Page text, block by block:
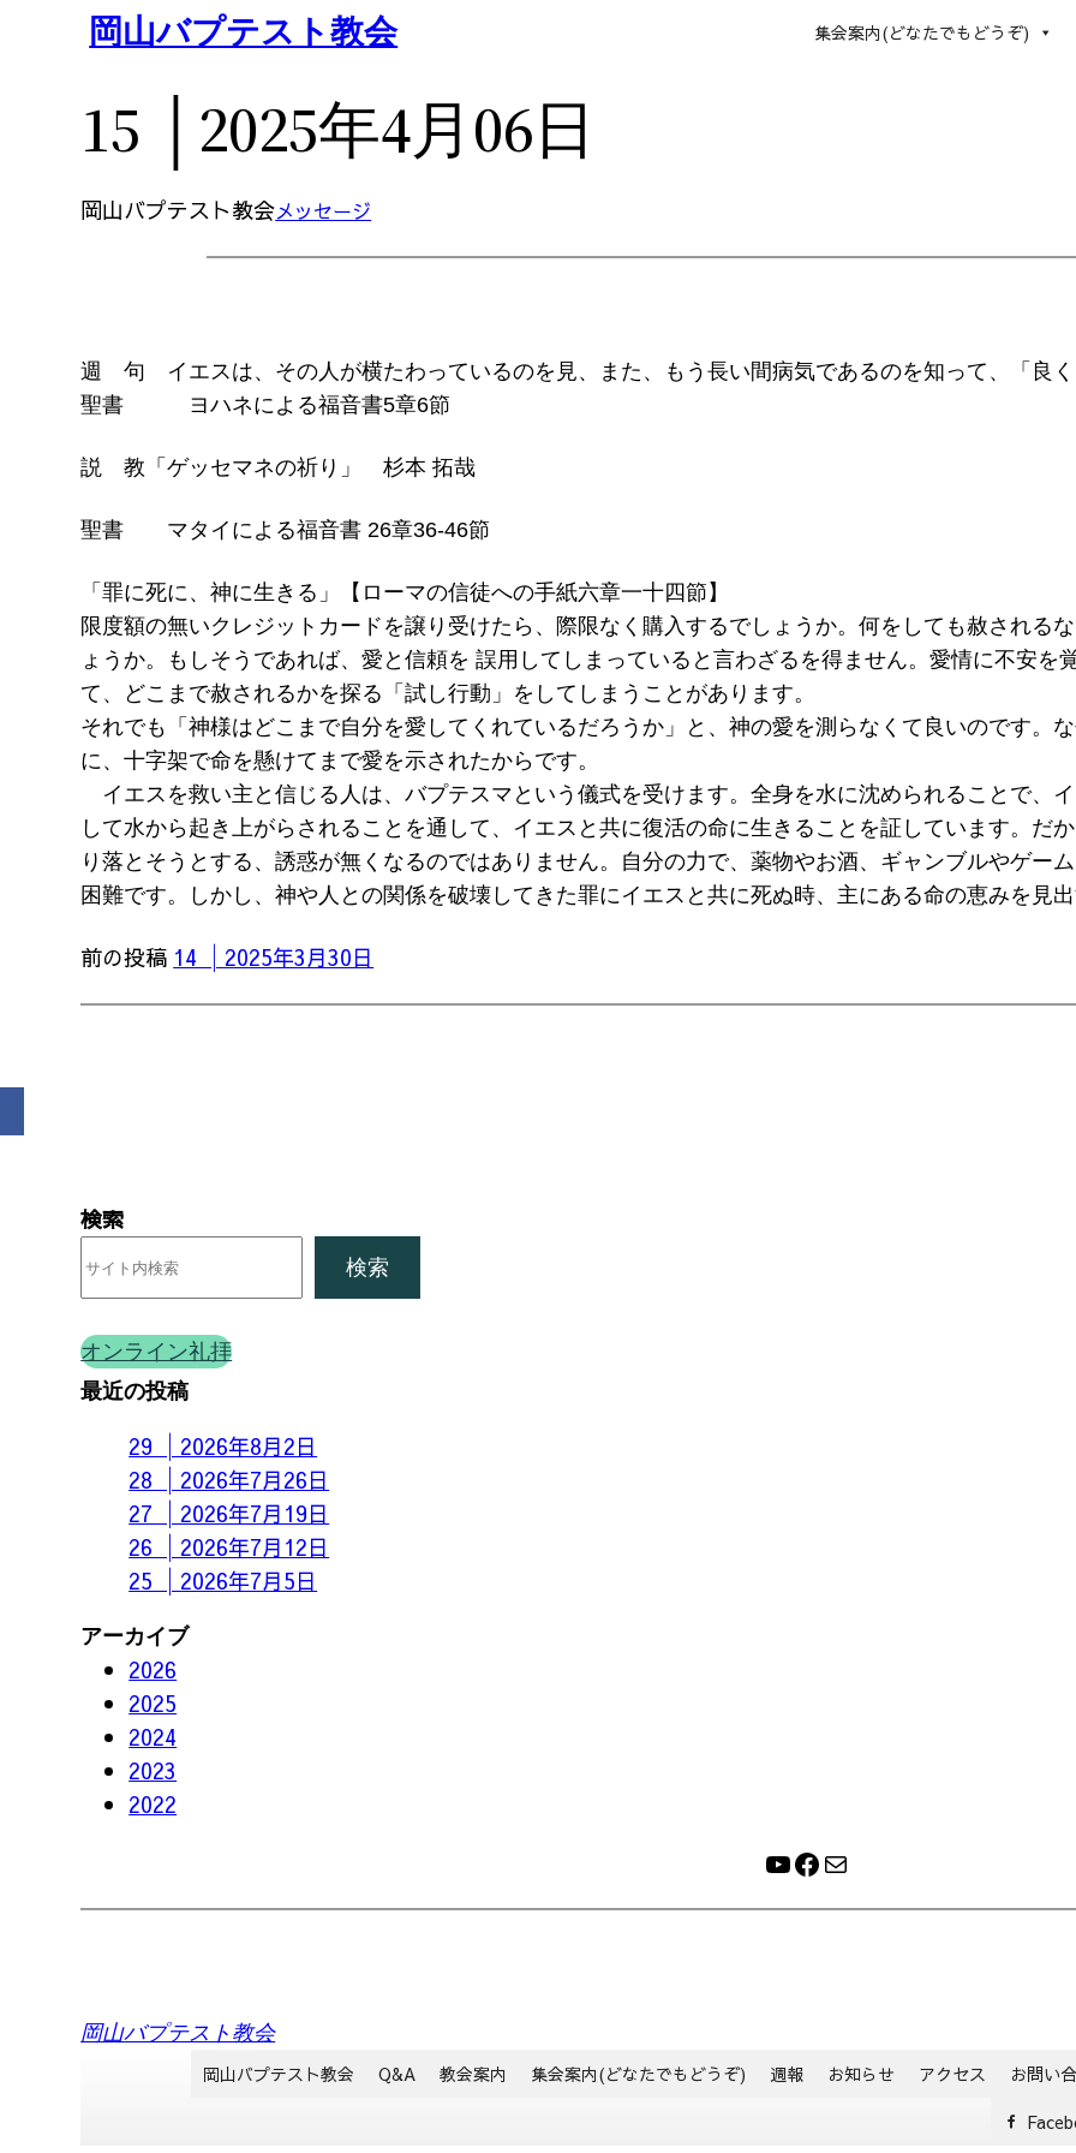
岡山バプテスト教会 集会案内(どなたでもどうぞ)
15 │2025年4月06日
岡山バプテスト教会メッセージ
週 句 イエスは、その人が横たわっているのを見、また、もう長い間病気であるのを知って、「良く
聖書 ヨハネによる福音書5章6節
説 教「ゲッセマネの祈り」 杉本 拓哉
聖書 マタイによる福音書 26章36-46節
「罪に死に、神に生きる」【ローマの信徒への手紙六章一十四節】
限度額の無いクレジットカードを譲り受けたら、際限なく購入するでしょうか。何をしても赦される
ょうか。もしそうであれば、愛と信頼を 誤用してしまっていると言わざるを得ません。愛情に不安を
て、どこまで赦されるかを探る「試し行動」をしてしまうことがあります。
それでも「神様はどこまで自分を愛してくれているだろうか」と、神の愛を測らなくて良いのです。
に、十字架で命を懸けてまで愛を示されたからです。
イエスを救い主と信じる人は、バプテスマという儀式を受けます。全身を水に沈められることで、
して水から起き上がらされることを通して、イエスと共に復活の命に生きることを証しています。だ
り落とそうとする、誘惑が無くなるのではありません。自分の力で、薬物やお酒、ギャンブルやゲー
困難です。しかし、神や人との関係を破壊してきた罪にイエスと共に死ぬ時、主にある命の恵みを見
前の投稿 14 │2025年3月30日
検索
検索
オンライン礼拝
最近の投稿
29 │2026年8月2日
28 │2026年7月26日
27 │2026年7月19日
26 │2026年7月12日
25 │2026年7月5日
アーカイブ
2026
2025
2024
2023
2022
YouTube
Facebook
メール
岡山バプテスト教会
岡山バプテスト教会
Q&A 教会案内 集会案内(どなたでもどうぞ) 週報 お知らせ アクセス お問い